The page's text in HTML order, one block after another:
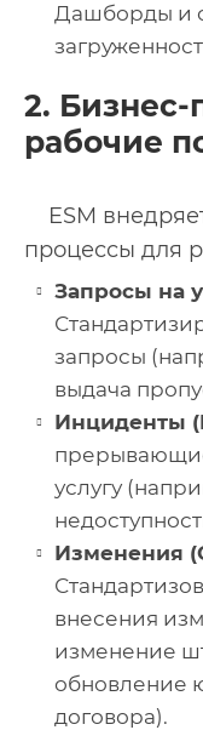
Дашборды и
2.
рабочие
ESM
процессы для
Запросы на
запросы
выдача
Инциденты
услугу
Изменения
внесения
изменение
обновление
договора).